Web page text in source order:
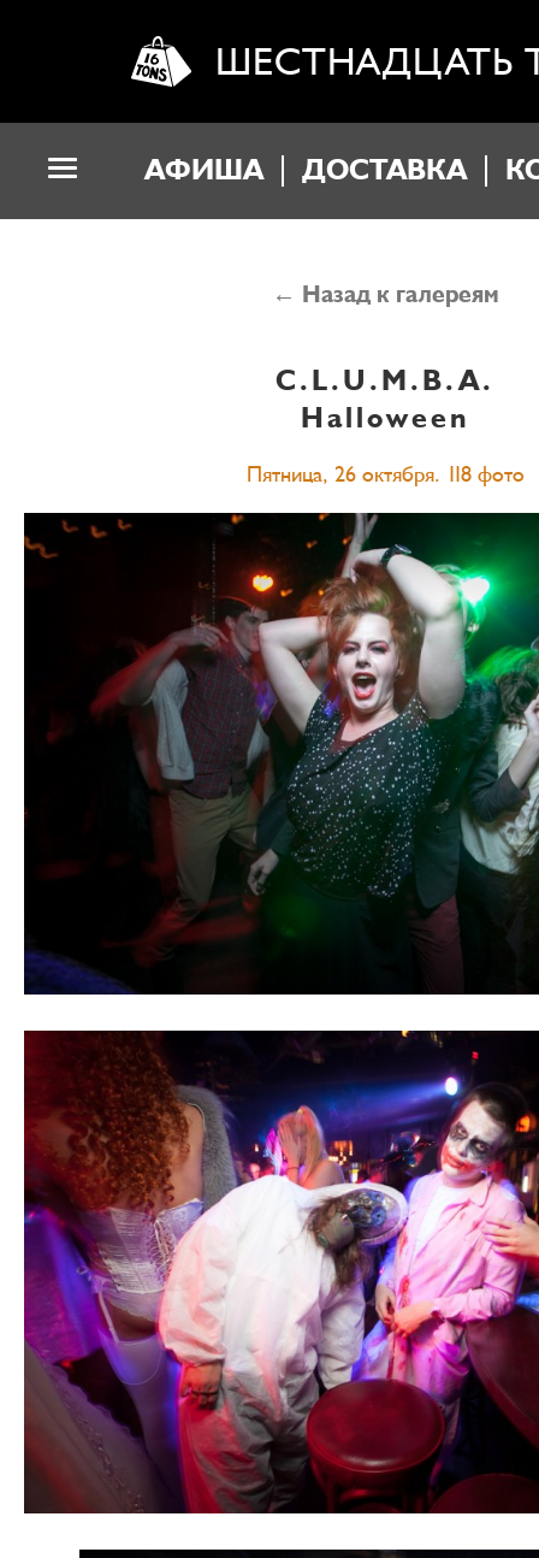
ШЕСТНАДЦАТЬ
АФИША ДОСТАВКА
← Назад к галереям
C.L.U.M.B.A.
Halloween
Пятница, 26 октября. 118 фото